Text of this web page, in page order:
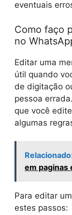
eventuais
Como faço
no
Editar uma
útil quando
de digitação
pessoa
que você
algumas
em paginas
Para editar
estes passos: